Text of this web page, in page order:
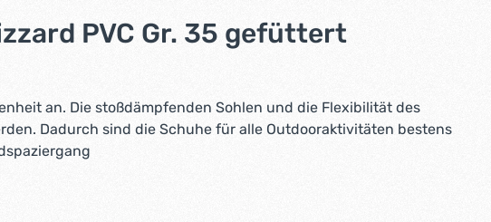
PVC Gr. 35 gefüttert
an. Die stoßdämpfenden Sohlen und die Flexibilität des
Dadurch sind die Schuhe für alle Outdooraktivitäten bestens